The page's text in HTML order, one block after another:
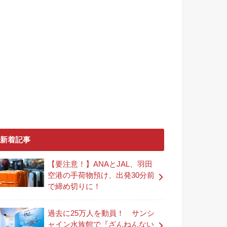
新着記事
【要注意！】ANAとJAL、羽田
空港の手荷物預け、出発30分前
で締め切りに！
過去に25万人を動員！ サンシ
ャイン水族館で『ざんねんない